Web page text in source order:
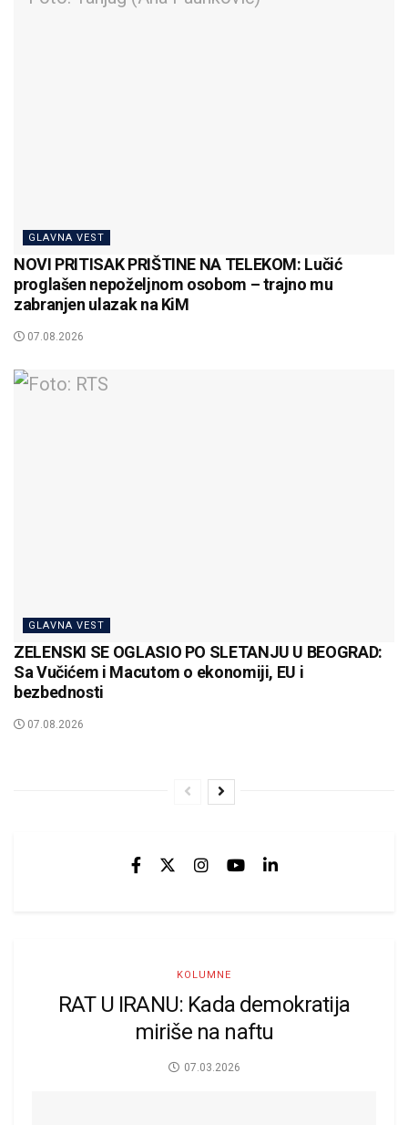
GLAVNA VEST
NOVI PRITISAK PRIŠTINE NA TELEKOM: Lučić
proglašen nepoželjnom osobom – trajno mu
zabranjen ulazak na KiM
07.08.2026
GLAVNA VEST
ZELENSKI SE OGLASIO PO SLETANJU U BEOGRAD:
Sa Vučićem i Macutom o ekonomiji, EU i
bezbednosti
07.08.2026
KOLUMNE
RAT U IRANU: Kada demokratija
miriše na naftu
07.03.2026